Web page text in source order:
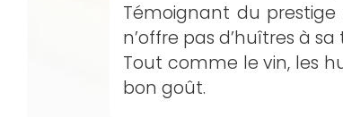
Témoignant du
n’offre pas d’huîtres à sa
Tout comme le vin, les
bon goût.